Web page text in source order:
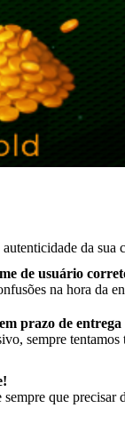
da sua
de usuário
na hora da
prazo de
sempre
que precisar